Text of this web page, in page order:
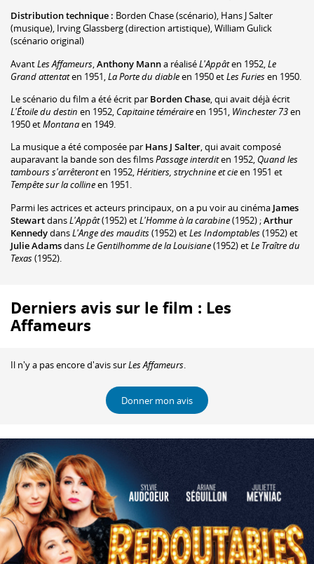
Distribution technique : Borden Chase(scénario), Hans J Salter
(musique), Irving Glassberg(direction artistique),William Gulick
(scénario original)
AvantLes Affameurs Anthony Manna réaliséL'Appâten 1952, Le
Grand attentaten 1951, La Porte du diableen 1950 etLes Furiesen 1950.
Le scénario du film a été écrit par Borden Chase, qui avait déjà écrit
L'Étoile du destin en 1952, Capitaine téméraireen 1951, Winchester 73en
1950 etMontanaen 1949.
La musique a été composée par Hans J Salter, qui avait composé
auparavant la bande son des filmsPassage interditen 1952, Quand les
tambours s'arrêteronten 1952,Héritiers, strychnine et cieen 1951 et
Tempête sur la collineen 1951.
Parmi les actrices et acteurs principaux, on a pu voir au cinéma James
StewartdansL'Appât(1952) etL'Homme à la carabine(1952) ;Arthur
KennedydansL'Ange des maudits(1952) etLes Indomptables(1952) et
Julie AdamsdansLe Gentilhomme de la Louisiane(1952) etLe Traître du
Texas(1952).
Derniers avis sur le film : Les
Affameurs
Il n'y a pas encore d'avis surLes Affameurs.
Donner mon avis